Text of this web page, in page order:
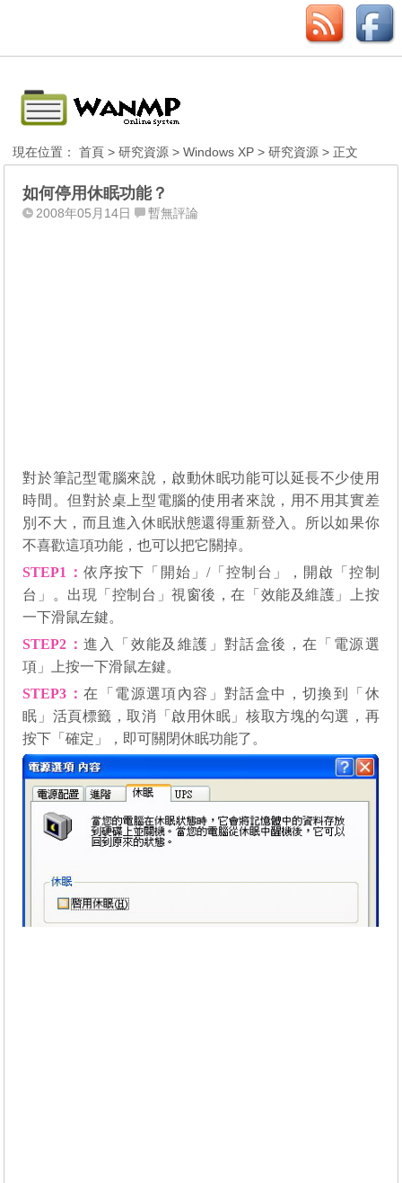
現在位置：首頁 >研究資源 >Windows XP >研究資源 > 正文
如何停用休眠功能？
2008年05月14日 暫無評論
對於筆記型電腦來說，啟動休眠功能可以延長不少使用
時間。但對於桌上型電腦的使用者來說，用不用其實差
別不大，而且進入休眠狀態還得重新登入。所以如果你
不喜歡這項功能，也可以把它關掉。
STEP1
： 依序按下「開始」/「控制台」，開啟「控制
台」。出現「控制台」視窗後，在「效能及維護」上按
一下滑鼠左鍵。
STEP2 ：進入「效能及維護」對話盒後，在「電源選
項」上按一下滑鼠左鍵。
STEP3 ：在「電源選項內容」對話盒中，切換到「休
眠」活頁標籤，取消「啟用休眠」核取方塊的勾選，再
按下「確定」，即可關閉休眠功能了。